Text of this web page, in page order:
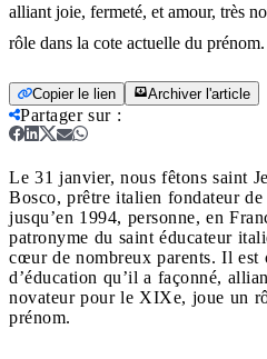
alliant joie, fermeté, et amour, très
rôle dans la cote actuelle du prénom.
Copier le lien Archiver l'article
Partager sur:
Le 31 janvier, nous fêtons saint
Bosco, prêtre italien fondateur de
jusqu’en 1994, personne, en
patronyme du saint éducateur
cœur de nombreux parents. Il est
d’éducation qu’il a façonné,
novateur pour le XIXe, joue un
prénom.